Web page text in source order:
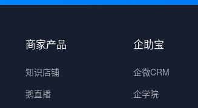
商家产品
知识店铺
鹅直播
企助宝
企微CRM
企学院